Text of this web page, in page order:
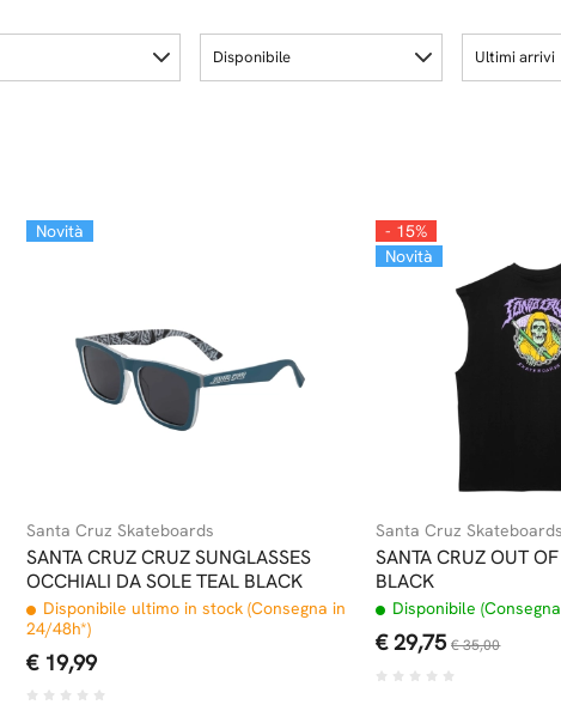
Disponibile Ultimi arrivi
Novità
Santa Cruz Skateboards
SANTA CRUZ CRUZ SUNGLASSES
OCCHIALI DA SOLE TEAL BLACK
Disponibile ultimo in stock (Consegna in
24/48h*)
€ 19,99
- 15%
Novità
Santa Cruz Skateboards
SANTA CRUZ OUT
BLACK
Disponibile
€ 29,75 € 35,00